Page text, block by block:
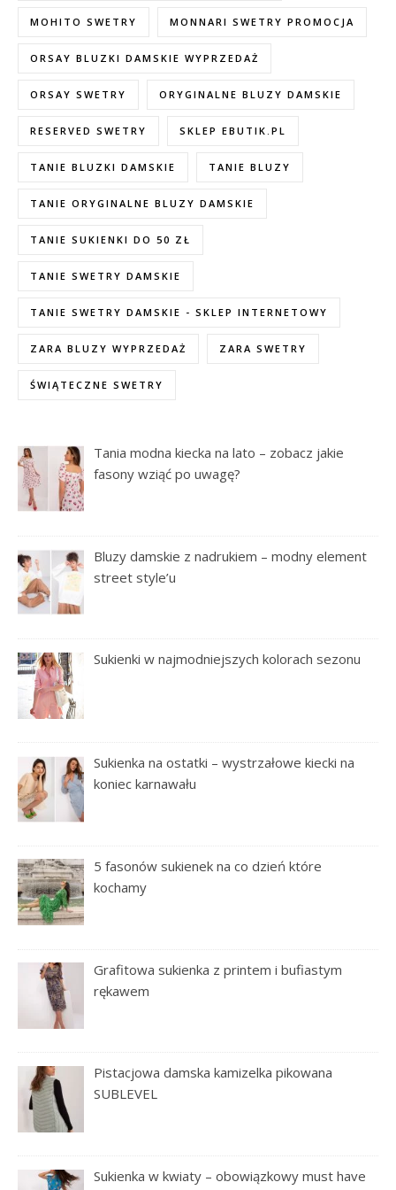
MOHITO SWETRY MONNARI SWETRY PROMOCJA
ORSAY BLUZKI DAMSKIE WYPRZEDAŻ
ORSAY SWETRY ORYGINALNE BLUZY DAMSKIE
RESERVED SWETRY SKLEP EBUTIK.PL
TANIE BLUZKI DAMSKIE TANIE BLUZY
TANIE ORYGINALNE BLUZY DAMSKIE
TANIE SUKIENKI DO 50 ZŁ
TANIE SWETRY DAMSKIE
TANIE SWETRY DAMSKIE - SKLEP INTERNETOWY
ZARA BLUZY WYPRZEDAŻ ZARA SWETRY
ŚWIĄTECZNE SWETRY
Tania modna kiecka na lato – zobacz jakie
fasony wziąć po uwagę?
Bluzy damskie z nadrukiem – modny element
street style’u
Sukienki w najmodniejszych kolorach sezonu
Sukienka na ostatki – wystrzałowe kiecki na
koniec karnawału
5 fasonów sukienek na co dzień które
kochamy
Grafitowa sukienka z printem i bufiastym
rękawem
Pistacjowa damska kamizelka pikowana
SUBLEVEL
Sukienka w kwiaty – obowiązkowy must have